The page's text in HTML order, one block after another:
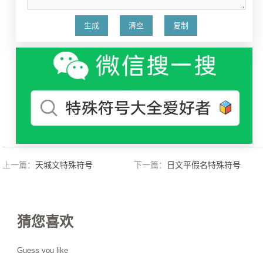
上一篇： 天城文特殊符号 下一篇： 日文平假名特殊符号
猜您喜欢
Guess you like